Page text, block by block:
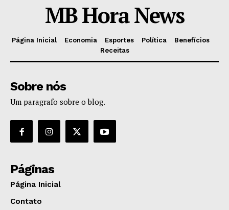
MB Hora News
Página Inicial Economia Esportes Política
Benefícios
Receitas
Sobre nós
Um paragrafo sobre o blog.
Páginas
Página Inicial
Contato